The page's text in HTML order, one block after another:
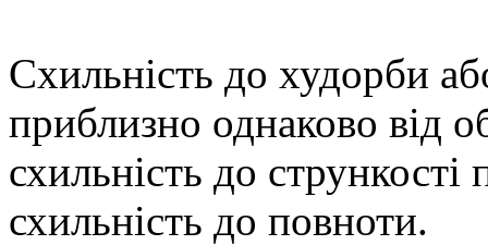
Схильність до худорби
приблизно однаково від
схильність до
схильність до повноти.